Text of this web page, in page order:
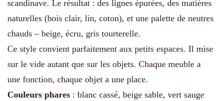
scandinave. Le résultat : des lignes épurées, des matières
naturelles (bois clair, lin, coton), et une palette de neutres
chauds – beige, écru, gris tourterelle.
Ce style convient parfaitement aux petits espaces. Il mise
sur le vide autant que sur les objets. Chaque meuble a
une fonction, chaque objet a une place.
Couleurs phares : blanc cassé, beige sable, vert sauge